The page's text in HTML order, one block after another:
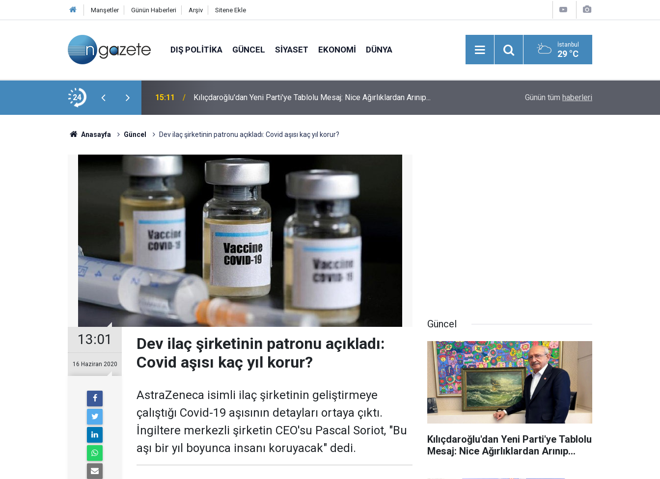
Manşetler Günün Haberleri Arşiv Sitene Ekle
DIŞ POLITIKA GÜNCEL SIYASET EKONOMI DÜNYA İstanbul
29 °C
24 15:11 Kılıçdaroğlu'dan Yeni Parti'ye Tablolu Mesaj: Nice Ağırlıklardan Arınıp... Bakan Uraloğlu Müjdeyi Verdi! 7 Saatlik Yol 1
Günün tüm haberleri
Anasayfa Güncel Dev ilaç şirketinin patronu açıkladı: Covid aşısı kaç yıl korur?
13:01
16 Haziran 2020
Dev ilaç şirketinin patronu açıkladı:
Covid aşısı kaç yıl korur?
AstraZeneca isimli ilaç şirketinin geliştirmeye
çalıştığı Covid-19 aşısının detayları ortaya çıktı.
İngiltere merkezli şirketin CEO'su Pascal Soriot, "Bu
aşı bir yıl boyunca insanı koruyacak" dedi.
Güncel
Kılıçdaroğlu'dan Yeni Parti'ye Tablolu
Mesaj: Nice Ağırlıklardan Arınıp...